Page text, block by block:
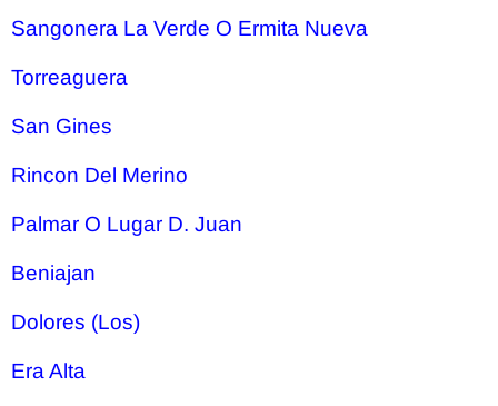
Sangonera La Verde O Ermita Nueva
Torreaguera
San Gines
Rincon Del Merino
Palmar O Lugar D. Juan
Beniajan
Dolores (Los)
Era Alta